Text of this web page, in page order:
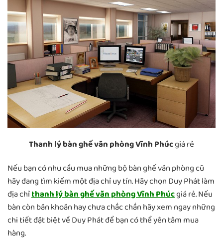
Thanh lý bàn ghế văn phòng Vĩnh Phúcgiá rẻ
Nếu bạn có nhu cầu mua những bộ bàn ghế văn phòng cũ
hãy đang tìm kiếm một địa chỉ uy tín. Hãy chọn Duy Phát làm
địa chỉthanh lý bàn ghế văn phòng Vĩnh Phúcgiá rẻ. Nếu
bàn còn băn khoăn hay chưa chắc chắn hãy xem ngay những
chi tiết đặt biệt về Duy Phát để bạn có thể yên tâm mua
hàng.